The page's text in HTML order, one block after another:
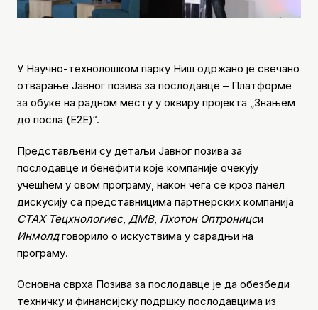
У Научно-технолошком парку Ниш одржано је свечано
отварање Јавног позива за послодавце – Платформе
за обуке на радном месту у оквиру пројекта „Знањем
до посла (Е2Е)“.
Представљени су детаљи Јавног позива за
послодавце и бенефити које компаније очекују
учешћем у овом програму, након чега се кроз панел
дискусију са представницима партнерских компанија
СТАX Тецхнологиес, ДМВ, Пхотон Оптроницси
Инмолдговорило о искуствима у сарадњи на
програму.
Основна сврха Позива за послодавце је да обезбеди
техничку и финансијску подршку послодавцима из